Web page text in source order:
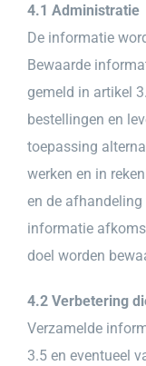
4.1 Administratie
De informatie
Bewaarde
gemeld in artikel
bestellingen en
toepassing
werken en in
en de afhandeling
informatie
doel worden
4.2 Verbetering
Verzamelde
3.5 en eventueel